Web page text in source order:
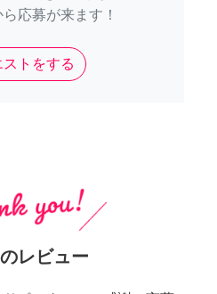
応募が来ます！
ストをする
レビュー